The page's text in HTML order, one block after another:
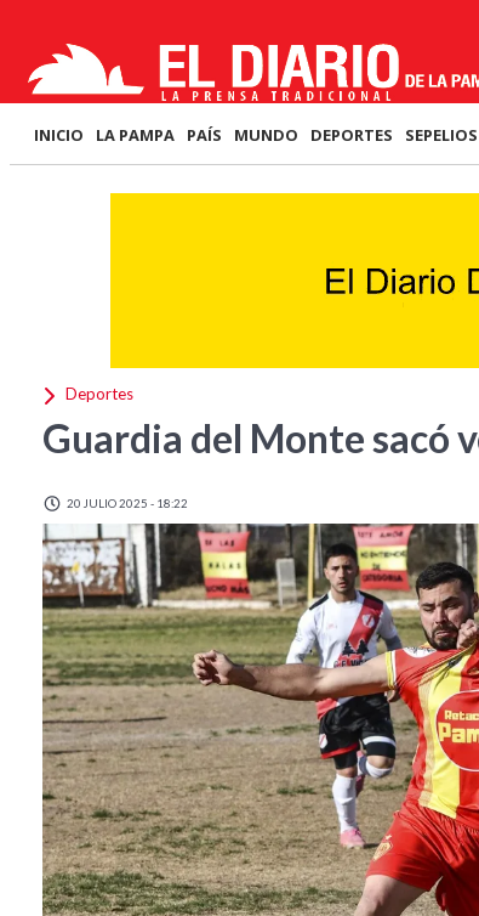
INICIO LA PAMPA PAÍS MUNDO DEPORTES SEPELIOS
Deportes
Guardia del Monte sacó
20 JULIO 2025 - 18:22